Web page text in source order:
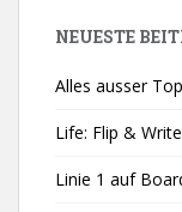
NEUESTE
Alles ausser
Life: Flip & Write
Linie 1 auf